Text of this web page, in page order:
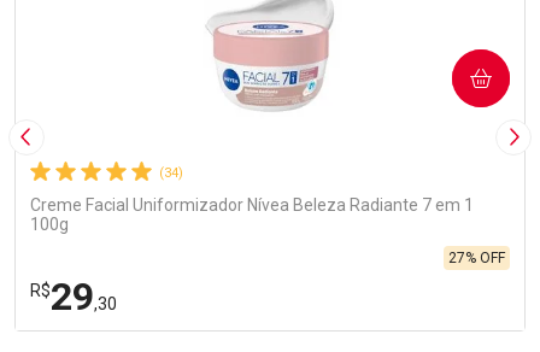
Imagem Anterior
(34)
Creme Facial Uniformizador Nívea Beleza Radiante 7 em 1
100g
R$29,30
27% OFF
COMPRAR